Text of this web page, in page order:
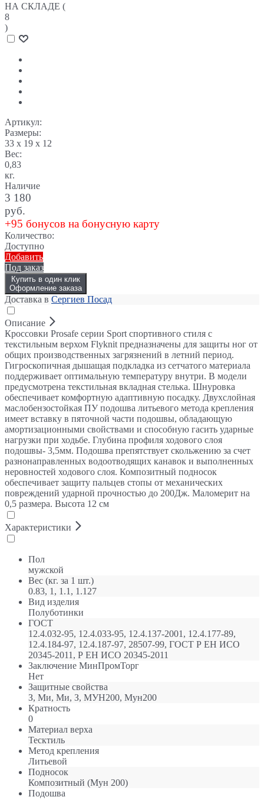
НА СКЛАДЕ (
8
)
Артикул:
Размеры:
33 x 19 x 12
Вес:
0,83
кг.
Наличие
3 180
руб.
+95 бонусов на бонусную карту
Количество:
Доступно
Добавить
Под заказ
Купить в один клик
Оформление заказа
Доставка в Сергиев Посад
Описание
Кроссовки Prosafe серии Sport спортивного стиля с
текстильным верхом Flyknit предназначены для защиты ног от
общих производственных загрязнений в летний период.
Гигроскопичная дышащая подкладка из сетчатого материала
поддерживает оптимальную температуру внутри. В модели
предусмотрена текстильная вкладная стелька. Шнуровка
обеспечивает комфортную адаптивную посадку. Двухслойная
маслобензостойкая ПУ подошва литьевого метода крепления
имеет вставку в пяточной части подошвы, обладающую
амортизационными свойствами и способную гасить ударные
нагрузки при ходьбе. Глубина профиля ходового слоя
подошвы- 3,5мм. Подошва препятствует скольжению за счет
разнонаправленных водоотводящих канавок и выполненных
неровностей ходового слоя. Композитный подносок
обеспечивает защиту пальцев стопы от механических
повреждений ударной прочностью до 200Дж. Маломерит на
0,5 размера. Высота 12 см
Характеристики
Пол
мужской
Вес (кг. за 1 шт.)
0.83, 1, 1.1, 1.127
Вид изделия
Полуботинки
ГОСТ
12.4.032-95, 12.4.033-95, 12.4.137-2001, 12.4.177-89,
12.4.184-97, 12.4.187-97, 28507-99, ГОСТ Р ЕН ИСО
20345-2011, Р ЕН ИСО 20345-2011
Заключение МинПромТорг
Нет
Защитные свойства
З, Ми, Ми, З, МУН200, Мун200
Кратность
0
Материал верха
Тесктиль
Метод крепления
Литьевой
Подносок
Композитный (Мун 200)
Подошва